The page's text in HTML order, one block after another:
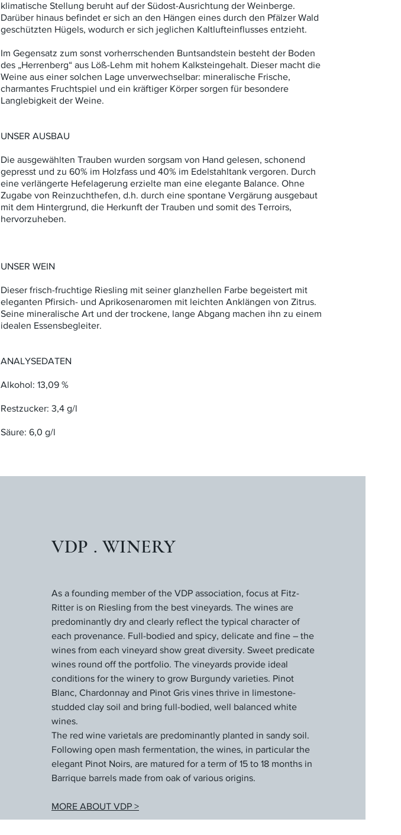
klimatische Stellung beruht auf der Südost-Ausrichtung der Weinberge.
Darüber hinaus befindet er sich an den Hängen eines durch den Pfälzer Wald
geschützten Hügels, wodurch er sich jeglichen Kaltlufteinflusses entzieht.
Im Gegensatz zum sonst vorherrschenden Buntsandstein besteht der Boden
des „Herrenberg“ aus Löß-Lehm mit hohem Kalksteingehalt. Dieser macht die
Weine aus einer solchen Lage unverwechselbar: mineralische Frische,
charmantes Fruchtspiel und ein kräftiger Körper sorgen für besondere
Langlebigkeit der Weine.
UNSER AUSBAU
Die ausgewählten Trauben wurden sorgsam von Hand gelesen, schonend
gepresst und zu 60% im Holzfass und 40% im Edelstahltank vergoren. Durch
eine verlängerte Hefelagerung erzielte man eine elegante Balance. Ohne
Zugabe von Reinzuchthefen, d.h. durch eine spontane Vergärung ausgebaut
mit dem Hintergrund, die Herkunft der Trauben und somit des Terroirs,
hervorzuheben.
UNSER WEIN
Dieser frisch-fruchtige Riesling mit seiner glanzhellen Farbe begeistert mit
eleganten Pfirsich- und Aprikosenaromen mit leichten Anklängen von Zitrus.
Seine mineralische Art und der trockene, lange Abgang machen ihn zu einem
idealen Essensbegleiter.
ANALYSEDATEN
Alkohol: 13,09 %
Restzucker: 3,4 g/l
Säure: 6,0 g/l
VDP . WINERY
As a founding member of the VDP association, focus at Fitz-
Ritter is on Riesling from the best vineyards. The wines are
predominantly dry and clearly reflect the typical character of
each provenance. Full-bodied and spicy, delicate and fine – the
wines from each vineyard show great diversity. Sweet predicate
wines round off the portfolio. The vineyards provide ideal
conditions for the winery to grow Burgundy varieties. Pinot
Blanc, Chardonnay and Pinot Gris vines thrive in limestone-
studded clay soil and bring full-bodied, well balanced white
wines.
The red wine varietals are predominantly planted in sandy soil.
Following open mash fermentation, the wines, in particular the
elegant Pinot Noirs, are matured for a term of 15 to 18 months in
Barrique barrels made from oak of various origins.
MORE ABOUT VDP >